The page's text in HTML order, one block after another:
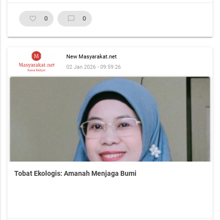
favorite_border 0 chat_bubble_outline 0
New Masyarakat.net
02 Jan 2026 - 09:59:26
Tobat Ekologis: Amanah Menjaga Bumi